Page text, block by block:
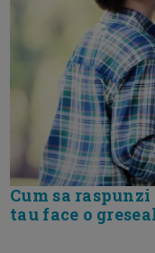
Cum sa
tau face o